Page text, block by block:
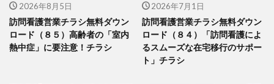
2026年8月5日
訪問看護営業チラシ無料ダウン
ロード（８５）高齢者の「室内
熱中症」に要注意！チラシ
2026年7月1日
訪問看護営業チラシ無料ダウン
ロード（８４）「訪問看護によ
るスムーズな在宅移行のサポー
ト」チラシ